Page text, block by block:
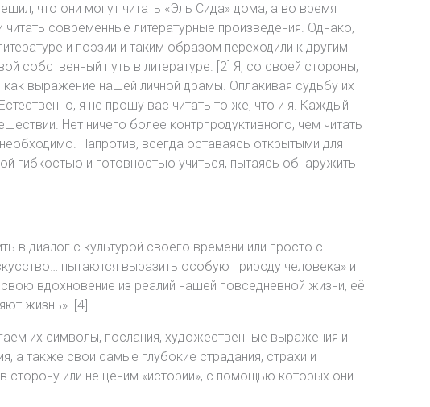
что они могут читать «Эль Сида» дома, а во время
современные литературные произведения. Однако,
и поэзии и таким образом переходили к другим
собственный путь в литературе. [2] Я, со своей стороны,
выражение нашей личной драмы. Оплакивая судьбу их
я не прошу вас читать то же, что и я. Каждый
Нет ничего более контрпродуктивного, чем читать
Напротив, всегда оставаясь открытыми для
гибкостью и готовностью учиться, пытаясь обнаружить
в диалог с культурой своего времени или просто с
пытаются выразить особую природу человека» и
вдохновение из реалий нашей повседневной жизни, её
жизнь». [4]
их символы, послания, художественные выражения и
а также свои самые глубокие страдания, страхи и
или не ценим «истории», с помощью которых они